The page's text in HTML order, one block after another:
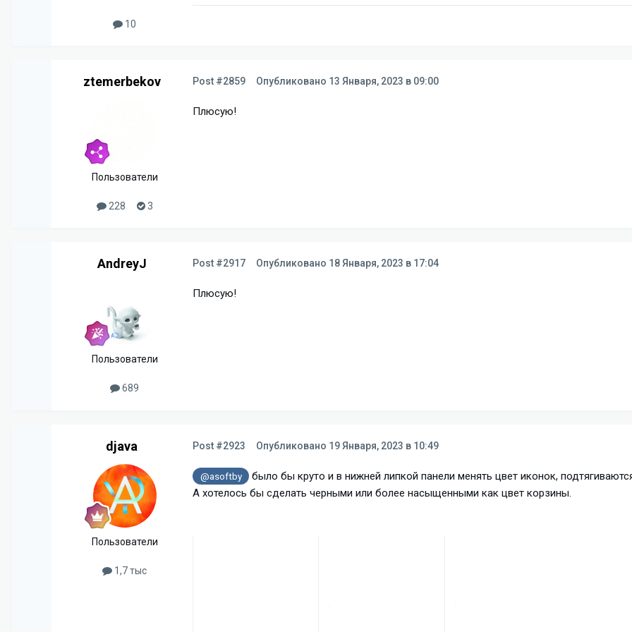
10
ztemerbekov
Пользователи
228 3
Post #2859 Опубликовано 13 Января, 2023 в 09:00
Плюсую!
AndreyJ
Пользователи
689
Post #2917 Опубликовано 18 Января, 2023 в 17:04
Плюсую!
djava
Пользователи
1,7 тыс
Post #2923 Опубликовано 19 Января, 2023 в 10:49
@asoftby
было бы круто и в нижней липкой панели менять цвет иконок,
А хотелось бы сделать черными или более насыщенными как цвет корзины.